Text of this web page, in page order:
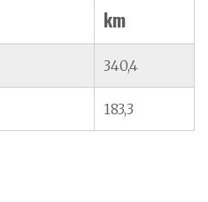
km
340,4
183,3